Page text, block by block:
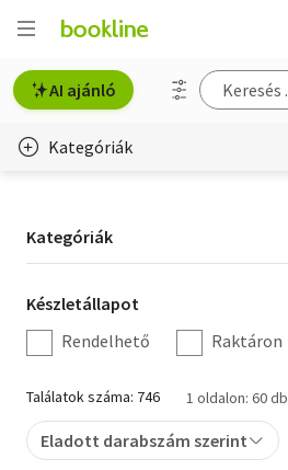
AI ajánló
Kategóriák
Régi képeslap
Életmód, egészség
Erotika
Gyermek- és ifjúsági
Hobbi, szabadidő
Kategória
szűrés
Kategóriák
Készletállapot
szűrés
Készletállapot
Rendelhető
Raktáron
Találatok száma: 746 1 oldalon: 60 db
Eladott darabszám szerint